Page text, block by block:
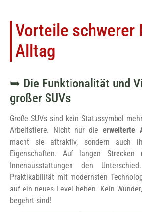
Vorteile schwerer
Alltag
Die Funktionalität und
großer SUVs
Große SUVs sind kein Statussymbol
Arbeitstiere. Nicht nur dieerweiterte
macht sie attraktiv, sondern auch
Eigenschaften. Auf langen Strecken
Innenausstattungen den
Praktikabilität mit modernsten
auf ein neues Level heben. Kein
begehrt sind!